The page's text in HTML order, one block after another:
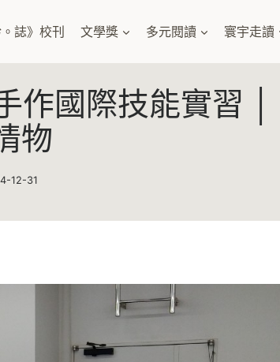
。誌》校刊 文學獎 多元閱讀 寰宇走讀
作國際技能實習 │
物
12-31